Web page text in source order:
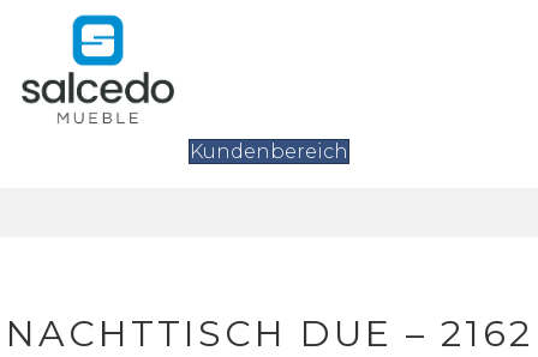
Kundenbereich
NACHTTISCH DUE – 2162